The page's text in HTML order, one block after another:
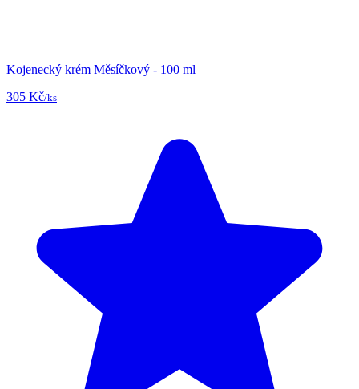
Kojenecký krém Měsíčkový - 100 ml
305 Kč/ks